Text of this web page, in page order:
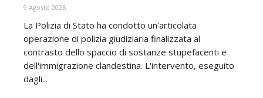
9 Agosto 2026
La Polizia di Stato ha condotto un'articolata
operazione di polizia giudiziaria finalizzata al
contrasto dello spaccio di sostanze stupefacenti e
dell'immigrazione clandestina. L'intervento, eseguito
dagli...